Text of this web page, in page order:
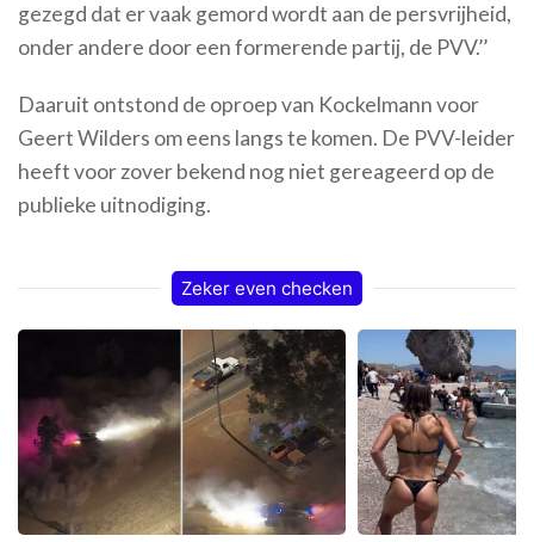
gezegd dat er vaak gemord wordt aan de persvrijheid,
onder andere door een formerende partij, de PVV.’’
Daaruit ontstond de oproep van Kockelmann voor
Geert Wilders om eens langs te komen. De PVV-leider
heeft voor zover bekend nog niet gereageerd op de
publieke uitnodiging.
Zeker even checken